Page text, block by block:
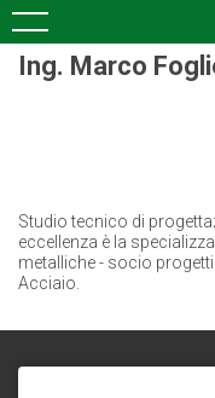
Ing. Marco
Studio tecnico di
eccellenza è la
metalliche - socio
Acciaio.